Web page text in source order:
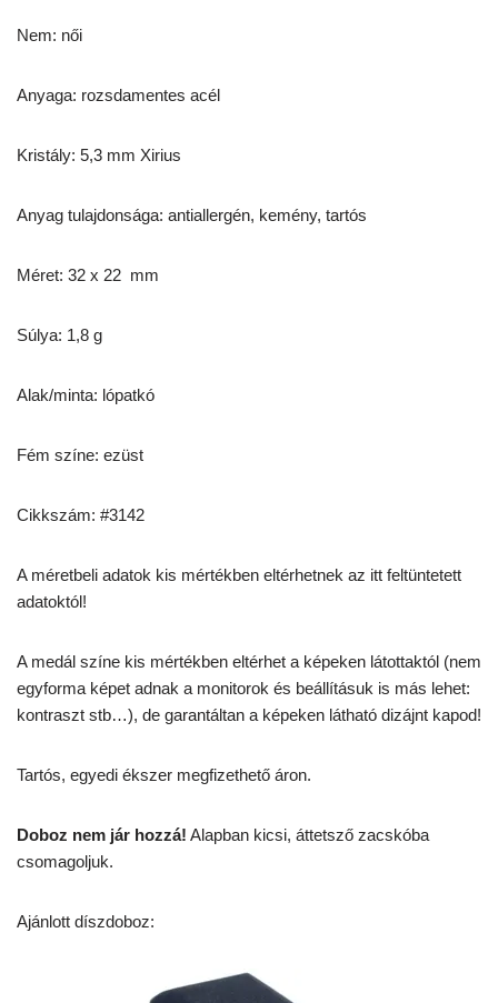
Nem: női
Anyaga: rozsdamentes acél
Kristály: 5,3 mm Xirius
Anyag tulajdonsága: antiallergén, kemény, tartós
Méret: 32 x 22 mm
Súlya: 1,8 g
Alak/minta: lópatkó
Fém színe: ezüst
Cikkszám: #3142
A méretbeli adatok kis mértékben eltérhetnek az itt feltüntetett
adatoktól!
A medál színe kis mértékben eltérhet a képeken látottaktól (nem
egyforma képet adnak a monitorok és beállításuk is más lehet:
kontraszt stb…), de garantáltan a képeken látható dizájnt kapod!
Tartós, egyedi ékszer megfizethető áron.
Doboz nem jár hozzá! Alapban kicsi, áttetsző zacskóba
csomagoljuk.
Ajánlott díszdoboz: